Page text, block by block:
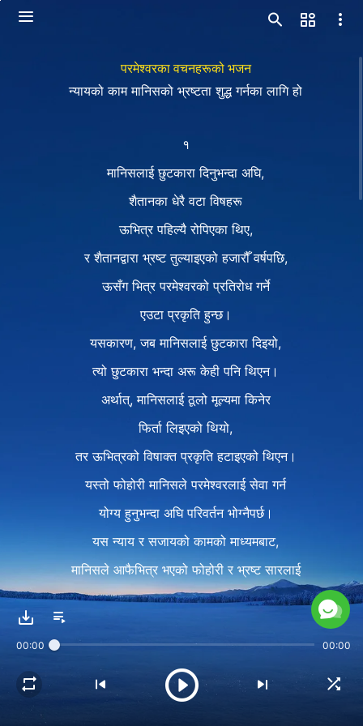
परमेश्‍वरका वचनहरूको भजन
न्यायको काम मानिसको भ्रष्टता शुद्ध गर्नका लागि हो
१
मानिसलाई छुटकारा दिनुभन्दा अघि,
शैतानका धेरै वटा विषहरू
ऊभित्र पहिल्यै रोपिएका थिए,
र शैतानद्वारा भ्रष्ट तुल्याइएको हजारौँ वर्षपछि,
ऊसँग भित्र परमेश्‍वरको प्रतिरोध गर्ने
एउटा प्रकृति हुन्छ।
यसकारण, जब मानिसलाई छुटकारा दिइयो,
त्यो छुटकारा भन्दा अरू केही पनि थिएन।
अर्थात्, मानिसलाई ठूलो मूल्यमा किनेर
फिर्ता लिइएको थियो,
तर ऊभित्रको विषाक्त प्रकृति हटाइएको थिएन।
यस्तो फोहोरी मानिसले परमेश्‍वरलाई सेवा गर्न
योग्य हुनुभन्दा अघि परिवर्तन भोग्नैपर्छ।
यस न्याय र सजायको कामको माध्यमबाट,
मानिसले आफैभित्र भएको फोहोरी र भ्रष्ट सारलाई
पूर्ण रूपमा चिन्न पुग्नेछ,
परमेश्‍वरको सिंहासनको अघि फर्केर आउन
00:00 00:00